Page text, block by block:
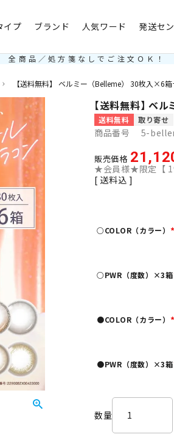
イプ ブランド 人気ワード 発送セ
全商品／処方箋なしでご注文ＯＫ！
【送料無料】 ベルミー（Belleme） 30枚入×6
【送料無料】 ベ
送料無料 取り寄せ
商品番号 5-
販売価格
★会員様★限定【
送料込
○COLOR（カラー）
)
○PWR（度数）×3箱
)
●COLOR（カラー）
)
●PWR（度数）×3箱